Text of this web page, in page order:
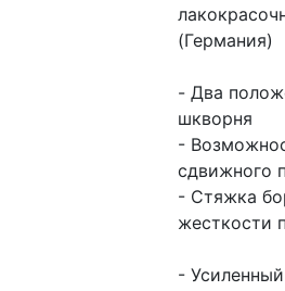
(Германия)
- Два
шкворня
-
сдвижного
- Стяжка
-